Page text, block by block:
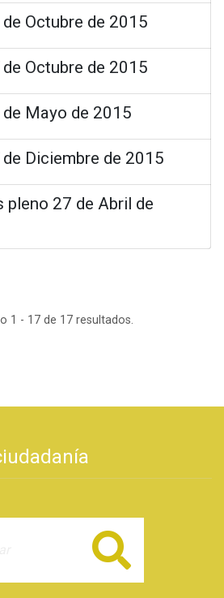
Octubre de 2015
Octubre de 2015
Mayo de 2015
Diciembre de 2015
pleno 27 de Abril de
1 - 17 de 17 resultados.
Buscar